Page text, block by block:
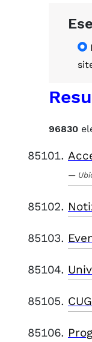
96830
CUG